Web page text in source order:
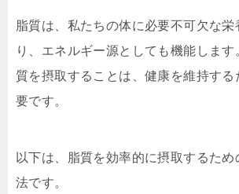
脂質は、私たちの体に必要不可欠な栄
り、エネルギー源としても機能します
質を摂取することは、健康を維持する
要です。
以下は、脂質を効率的に摂取するた
法です。